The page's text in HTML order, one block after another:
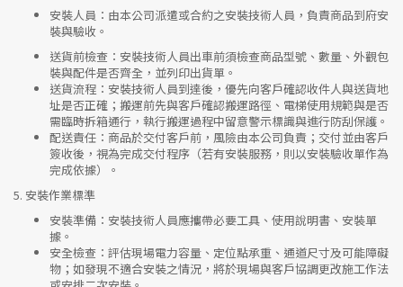
安裝人員 ：由本公司派遣或合約之安裝技術人員，負責商品到府安
裝與驗收。
送貨前檢查 ：安裝技術人員出車前須檢查商品型號、數量、外觀包
裝與配件是否齊全，並列印出貨單。
送貨流程 ：安裝技術人員到達後，優先向客戶確認收件人與送貨地
址是否正確；搬運前先與客戶確認搬運路徑、電梯使用規範與是否
需臨時拆箱通行，執行搬運過程中留意警示標識與進行防刮保護。
配送責任 ：商品於交付客戶前，風險由本公司負責；交付並由客戶
簽收後，視為完成交付程序（若有安裝服務，則以安裝驗收單作為
完成依據）。
5. 安裝作業標準
安裝準備 ：安裝技術人員應攜帶必要工具、使用說明書、安裝單
據。
安全檢查 ：評估現場電力容量、定位點承重、通道尺寸及可能障礙
物；如發現不適合安裝之情況，將於現場與客戶協調更改施工作法